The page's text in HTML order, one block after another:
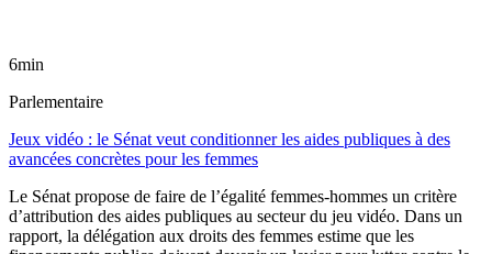
6min
Parlementaire
Jeux vidéo : le Sénat veut conditionner les aides publiques à des
avancées concrètes pour les femmes
Le Sénat propose de faire de l’égalité femmes-hommes un critère
d’attribution des aides publiques au secteur du jeu vidéo. Dans un
rapport, la délégation aux droits des femmes estime que les